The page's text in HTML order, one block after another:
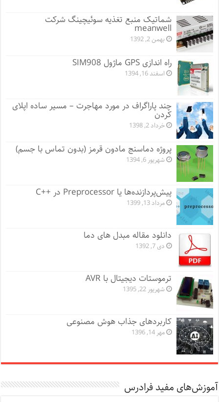
شماتیک منبع تغذیه سوئیچینگ شرکت
meanwell
بهمن 2, 1392
راه اندازی GPS ماژول SIM908
اسفند 16, 1394
چند پاراگراف در مورد مهاجرت – مسیر ساده اپلای
کردن
خرداد 2, 1398
پروژه دماسنج مادون قرمز (بدون تماس با جسم)
شهریور 6, 1394
پیش‌پردازنده‌ها یا Preprocessor در ++C
مرداد 13, 1399
دانلود مقاله مبدل های دما
دی 7, 1392
ترموستات دیجیتال با AVR
شهریور 22, 1395
کاربردهای جذاب هوش مصنوعی
مهر 14, 1396
آموزش‌های مفید فرادرس